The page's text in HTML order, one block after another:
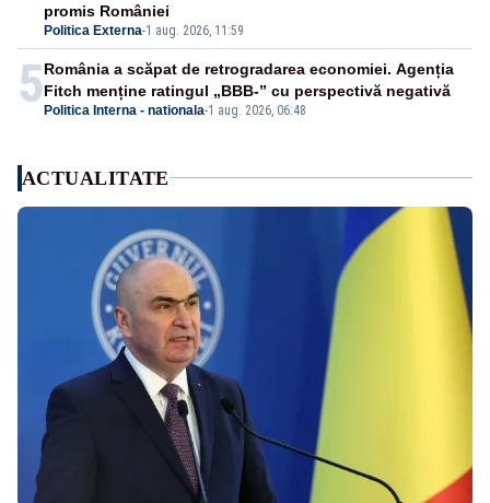
Politica Externa-1 aug. 2026, 11:59
promis României
5Politica Interna - nationala-1 aug. 2026, 06:48
România a scăpat de retrogradarea economiei. Agenția
Fitch menține ratingul „BBB-” cu perspectivă negativă
ACTUALITATE